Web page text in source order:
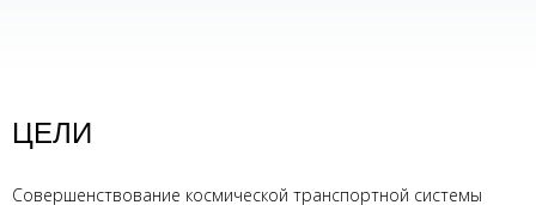
ЦЕЛИ
Совершенствование космической транспортной системы